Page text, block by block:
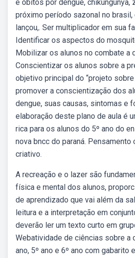
e óbitos por dengue, chikungunya,
próximo período sazonal no
lançou,. Ser multiplicador em sua
Identificar os aspectos do
Mobilizar os alunos no combate a
Conscientizar os alunos sobre a
objetivo principal do “projeto sobre
promover a conscientização dos
dengue, suas causas, sintomas e
elaboração deste plano de aula é
rica para os alunos do 5º ano do
nova bncc do paraná.
criativo.
A recreação e o lazer são
física e mental dos alunos,
de aprendizado que vai além da
leitura e a interpretação em
deverão ler um texto curto em
Webatividade de ciências sobre a
ano, 5º ano e 6º ano com gabarito